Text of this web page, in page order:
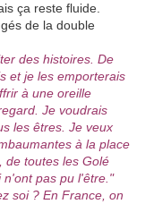
ça reste fluide.
de la double
des histoires. De
et je les emporterais
à une oreille
Je voudrais
les êtres. Je veux
à la place
de toutes les Golé
pas pu l'être."
soi ? En France, on